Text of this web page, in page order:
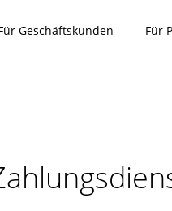
Geschäftskunden Für